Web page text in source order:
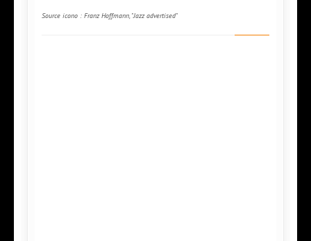
Source icono : Franz Hoffmann, "Jazz advertised"